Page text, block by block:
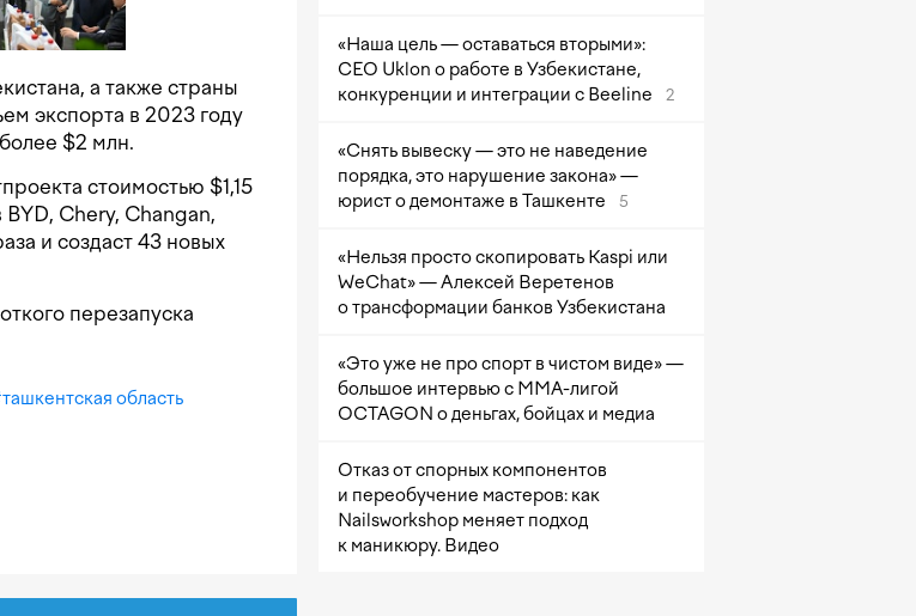
а также страны
экспорта в 2023 году
$2 млн.
стоимостью $1,15
Chery, Changan,
и создаст 43 новых
перезапуска
ташкентская область
«Наша цель — оставаться вторыми»:
CEO Uklon о работе в Узбекистане,
конкуренции и интеграции с Beeline
2
«Снять вывеску — это не наведение
порядка, это нарушение закона» —
юрист о демонтаже в Ташкенте
5
«Нельзя просто скопировать Kaspi или
WeChat» — Алексей Веретенов
о трансформации банков Узбекистана
«Это уже не про спорт в чистом виде» —
большое интервью с ММА-лигой
OCTAGON о деньгах, бойцах и медиа
Отказ от спорных компонентов
и переобучение мастеров: как
Nailsworkshop меняет подход
к маникюру. Видео